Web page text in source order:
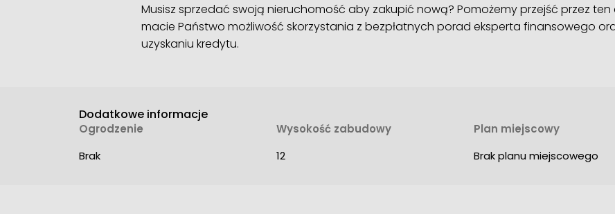
Musisz sprzedać swoją nieruchomość aby zakupić nową? Pomożemy przejść przez ten
macie Państwo możliwość skorzystania z bezpłatnych porad eksperta finansowego
uzyskaniu kredytu.
Dodatkowe informacje
Ogrodzenie
Brak
Wysokość zabudowy
12
Plan miejscowy
Brak planu miejscowego